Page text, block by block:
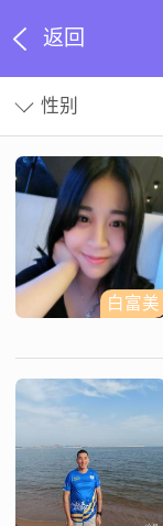
返回
性别
白富美